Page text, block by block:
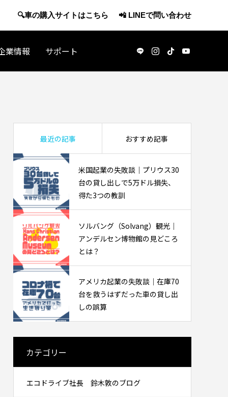
🔍車の購入サイトはこちら 📲 LINEで問い合わせ
業情報 サポート
休職で
J-1ビザで渡米：アメリカの日本酒マー
ケットを知るために働いた話（インタビ
ュー）
2026.02.20
要？
30万マイル・48万km走った実例と寿命
最近の記事 おすすめ記事
米国起業の失敗談｜プリウス30
台の貸し出しで5万ドル損失、
得た3つの教訓
ソルバング（Solvang）観光｜
アンデルセン博物館の見どころ
とは？
アメリカ起業の失敗談｜在庫70
台を救うはずだった車の貸し出
しの誤算
カテゴリー
エコドライブ社長 鈴木敦のブログ